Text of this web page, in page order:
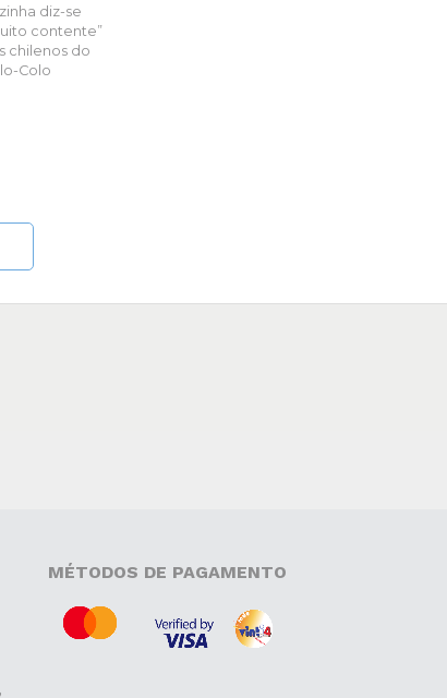
diz-se
contente”
chilenos do
Colo
MÉTODOS DE PAGAMENTO